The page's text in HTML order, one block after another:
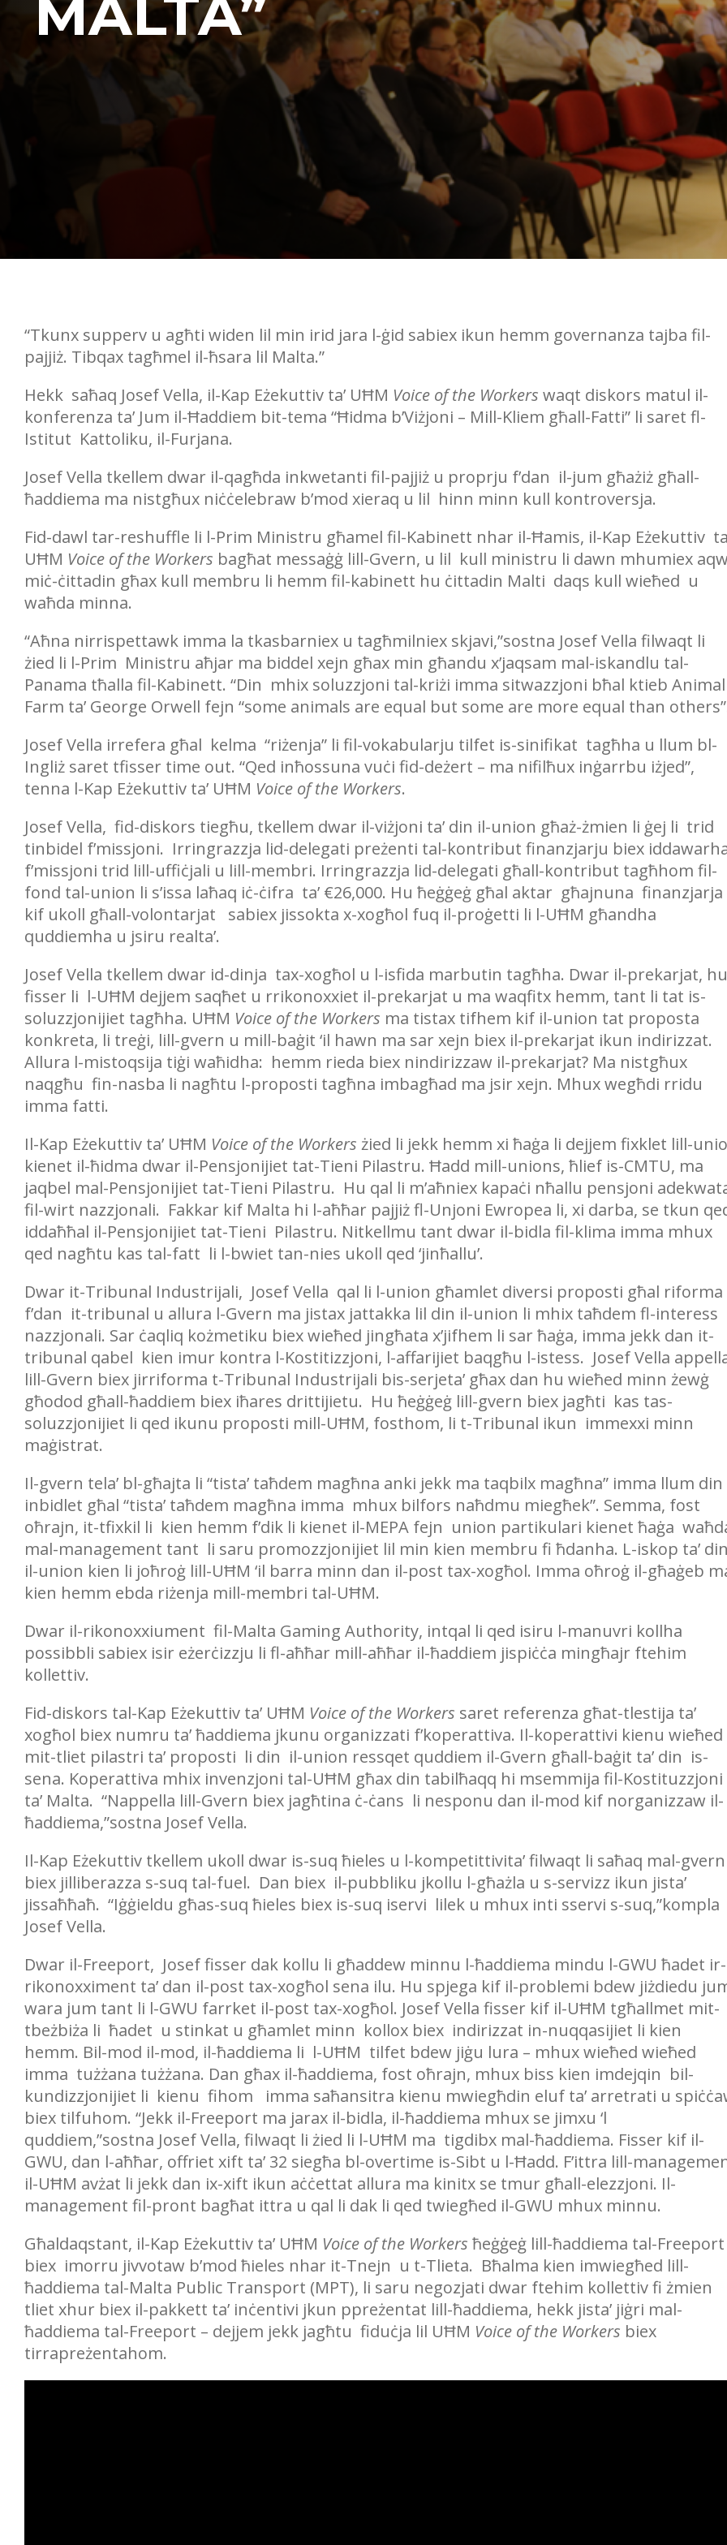
MALTA”
“Tkunx supperv u agħti widen lil min irid jara l-ġid sabiex ikun hemm governanza tajba fil-
pajjiż. Tibqax tagħmel il-ħsara lil Malta.”
Hekk saħaq Josef Vella, il-Kap Eżekuttiv ta’ UĦM Voice of the Workers waqt diskors matul il-
konferenza ta’ Jum il-Ħaddiem bit-tema “Ħidma b’Viżjoni – Mill-Kliem għall-Fatti” li saret fl-
Istitut Kattoliku, il-Furjana.
Josef Vella tkellem dwar il-qagħda inkwetanti fil-pajjiż u proprju f’dan il-jum għażiż għall-
ħaddiema ma nistgħux niċċelebraw b’mod xieraq u lil hinn minn kull kontroversja.
Fid-dawl tar-reshuffle li l-Prim Ministru għamel fil-Kabinett nhar il-Ħamis, il-Kap Eżekuttiv
UĦM Voice of the Workers bagħat messaġġ lill-Gvern, u lil kull ministru li dawn mhumiex
miċ-ċittadin għax kull membru li hemm fil-kabinett hu ċittadin Malti daqs kull wieħed u
waħda minna.
“Aħna nirrispettawk imma la tkasbarniex u tagħmilniex skjavi,”sostna Josef Vella filwaqt li
żied li l-Prim Ministru aħjar ma biddel xejn għax min għandu x’jaqsam mal-iskandlu tal-
Panama tħalla fil-Kabinett. “Din mhix soluzzjoni tal-kriżi imma sitwazzjoni bħal ktieb Animal
Farm ta’ George Orwell fejn “some animals are equal but some are more equal than
Josef Vella irrefera għal kelma “riżenja” li fil-vokabularju tilfet is-sinifikat tagħha u llum bl-
Ingliż saret tfisser time out. “Qed inħossuna vuċi fid-deżert – ma nifilħux inġarrbu iżjed”,
tenna l-Kap Eżekuttiv ta’ UĦM Voice of the Workers.
Josef Vella, fid-diskors tiegħu, tkellem dwar il-viżjoni ta’ din il-union għaż-żmien li ġej li trid
tinbidel f’missjoni. Irringrazzja lid-delegati preżenti tal-kontribut finanzjarju biex
f’missjoni trid lill-uffiċjali u lill-membri. Irringrazzja lid-delegati għall-kontribut tagħhom fil-
fond tal-union li s’issa laħaq iċ-ċifra ta’ €26,000. Hu ħeġġeġ għal aktar għajnuna finanzjarja
kif ukoll għall-volontarjat sabiex jissokta x-xogħol fuq il-proġetti li l-UĦM għandha
quddiemha u jsiru realta’.
Josef Vella tkellem dwar id-dinja tax-xogħol u l-isfida marbutin tagħha. Dwar il-prekarjat, hu
fisser li l-UĦM dejjem saqħet u rrikonoxxiet il-prekarjat u ma waqfitx hemm, tant li tat is-
soluzzjonijiet tagħha. UĦM Voice of the Workers ma tistax tifhem kif il-union tat proposta
konkreta, li treġi, lill-gvern u mill-baġit ‘il hawn ma sar xejn biex il-prekarjat ikun indirizzat.
Allura l-mistoqsija tiġi waħidha: hemm rieda biex nindirizzaw il-prekarjat? Ma nistgħux
naqgħu fin-nasba li nagħtu l-proposti tagħna imbagħad ma jsir xejn. Mhux wegħdi rridu
imma fatti.
Il-Kap Eżekuttiv ta’ UĦM Voice of the Workers żied li jekk hemm xi ħaġa li dejjem fixklet lill-
kienet il-ħidma dwar il-Pensjonijiet tat-Tieni Pilastru. Ħadd mill-unions, ħlief is-CMTU, ma
jaqbel mal-Pensjonijiet tat-Tieni Pilastru. Hu qal li m’aħniex kapaċi nħallu pensjoni
fil-wirt nazzjonali. Fakkar kif Malta hi l-aħħar pajjiż fl-Unjoni Ewropea li, xi darba, se tkun
iddaħħal il-Pensjonijiet tat-Tieni Pilastru. Nitkellmu tant dwar il-bidla fil-klima imma mhux
qed nagħtu kas tal-fatt li l-bwiet tan-nies ukoll qed ‘jinħallu’.
Dwar it-Tribunal Industrijali, Josef Vella qal li l-union għamlet diversi proposti għal riforma
f’dan it-tribunal u allura l-Gvern ma jistax jattakka lil din il-union li mhix taħdem fl-interess
nazzjonali. Sar ċaqliq kożmetiku biex wieħed jingħata x’jifhem li sar ħaġa, imma jekk dan it-
tribunal qabel kien imur kontra l-Kostitizzjoni, l-affarijiet baqgħu l-istess. Josef Vella
lill-Gvern biex jirriforma t-Tribunal Industrijali bis-serjeta’ għax dan hu wieħed minn żewġ
għodod għall-ħaddiem biex iħares drittijietu. Hu ħeġġeġ lill-gvern biex jagħti kas tas-
soluzzjonijiet li qed ikunu proposti mill-UĦM, fosthom, li t-Tribunal ikun immexxi minn
maġistrat.
Il-gvern tela’ bl-għajta li “tista’ taħdem magħna anki jekk ma taqbilx magħna” imma llum din
inbidlet għal “tista’ taħdem magħna imma mhux bilfors naħdmu miegħek”. Semma, fost
oħrajn, it-tfixkil li kien hemm f’dik li kienet il-MEPA fejn union partikulari kienet ħaġa
mal-management tant li saru promozzjonijiet lil min kien membru fi ħdanha. L-iskop ta’ din
il-union kien li joħroġ lill-UĦM ‘il barra minn dan il-post tax-xogħol. Imma oħroġ il-għaġeb
kien hemm ebda riżenja mill-membri tal-UĦM.
Dwar il-rikonoxxiument fil-Malta Gaming Authority, intqal li qed isiru l-manuvri kollha
possibbli sabiex isir eżerċizzju li fl-aħħar mill-aħħar il-ħaddiem jispiċċa mingħajr ftehim
kollettiv.
Fid-diskors tal-Kap Eżekuttiv ta’ UĦM Voice of the Workers saret referenza għat-tlestija ta’
xogħol biex numru ta’ ħaddiema jkunu organizzati f’koperattiva. Il-koperattivi kienu wieħed
mit-tliet pilastri ta’ proposti li din il-union ressqet quddiem il-Gvern għall-baġit ta’ din is-
sena. Koperattiva mhix invenzjoni tal-UĦM għax din tabilħaqq hi msemmija fil-Kostituzzjoni
ta’ Malta. “Nappella lill-Gvern biex jagħtina ċ-ċans li nesponu dan il-mod kif norganizzaw il-
ħaddiema,”sostna Josef Vella.
Il-Kap Eżekuttiv tkellem ukoll dwar is-suq ħieles u l-kompetittivita’ filwaqt li saħaq mal-gvern
biex jilliberazza s-suq tal-fuel. Dan biex il-pubbliku jkollu l-għażla u s-servizz ikun jista’
jissaħħaħ. “Iġġieldu għas-suq ħieles biex is-suq iservi lilek u mhux inti sservi s-suq,”kompla
Josef Vella.
Dwar il-Freeport, Josef fisser dak kollu li għaddew minnu l-ħaddiema mindu l-GWU ħadet ir-
rikonoxximent ta’ dan il-post tax-xogħol sena ilu. Hu spjega kif il-problemi bdew jiżdiedu
wara jum tant li l-GWU farrket il-post tax-xogħol. Josef Vella fisser kif il-UĦM tgħallmet mit-
tbeżbiża li ħadet u stinkat u għamlet minn kollox biex indirizzat in-nuqqasijiet li kien
hemm. Bil-mod il-mod, il-ħaddiema li l-UĦM tilfet bdew jiġu lura – mhux wieħed wieħed
imma tużżana tużżana. Dan għax il-ħaddiema, fost oħrajn, mhux biss kien imdejqin bil-
kundizzjonijiet li kienu fihom imma saħansitra kienu mwiegħdin eluf ta’ arretrati u
biex tilfuhom. “Jekk il-Freeport ma jarax il-bidla, il-ħaddiema mhux se jimxu ‘l
quddiem,”sostna Josef Vella, filwaqt li żied li l-UĦM ma tigdibx mal-ħaddiema. Fisser kif il-
GWU, dan l-aħħar, offriet xift ta’ 32 siegħa bl-overtime is-Sibt u l-Ħadd. F’ittra lill-
il-UĦM avżat li jekk dan ix-xift ikun aċċettat allura ma kinitx se tmur għall-elezzjoni. Il-
management fil-pront bagħat ittra u qal li dak li qed twiegħed il-GWU mhux minnu.
Għaldaqstant, il-Kap Eżekuttiv ta’ UĦM Voice of the Workers ħeġġeġ lill-ħaddiema tal-Freeport
biex imorru jivvotaw b’mod ħieles nhar it-Tnejn u t-Tlieta. Bħalma kien imwiegħed lill-
ħaddiema tal-Malta Public Transport (MPT), li saru negozjati dwar ftehim kollettiv fi żmien
tliet xhur biex il-pakkett ta’ inċentivi jkun ppreżentat lill-ħaddiema, hekk jista’ jiġri mal-
ħaddiema tal-Freeport – dejjem jekk jagħtu fiduċja lil UĦM Voice of the Workers biex
tirrapreżentahom.